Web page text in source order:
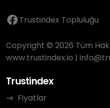
Trustindex Topluluğu
Copyright © 2026 Tüm
www.trustindex.io |
Trustindex
Fiyatlar